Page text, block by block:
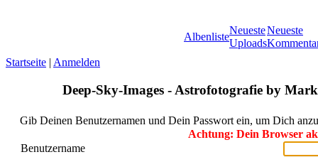
Albenliste
Neueste
Uploads
Neueste
Startseite | Anmelden
Deep-Sky-Images - Astrofotografie by
Gib Deinen Benutzernamen und Dein Passwort ein, um Dich
Achtung: Dein Browser
Benutzername